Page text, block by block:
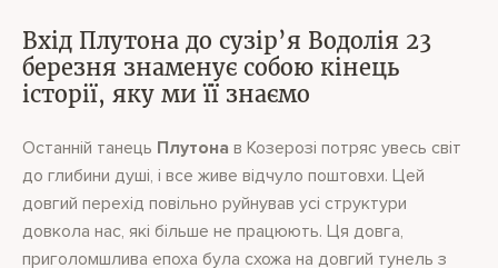
Вхід Плутона до сузір’я Водолія 23
березня знаменує собою кінець
історії, яку ми її знаємо
Останній танець Плутона в Козерозі потряс увесь світ
до глибини душі, і все живе відчуло поштовхи. Цей
довгий перехід повільно руйнував усі структури
довкола нас, які більше не працюють. Ця довга,
приголомшлива епоха була схожа на довгий тунель з